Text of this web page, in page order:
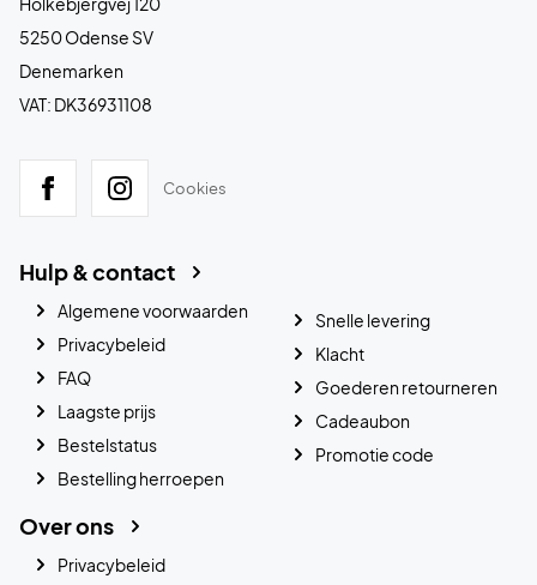
5250 Odense SV
Denemarken
VAT: DK36931108
Cookies
Hulp & contact
Algemene voorwaarden
Privacybeleid
FAQ
Laagste prijs
Bestelstatus
Bestelling herroepen
Snelle levering
Klacht
Goederen retourneren
Cadeaubon
Promotie code
Over ons
Privacybeleid